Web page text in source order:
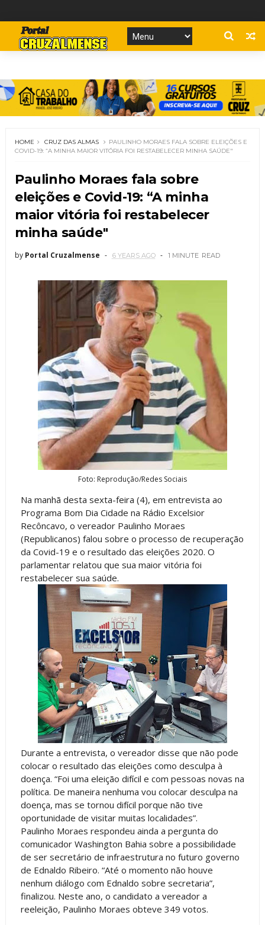
HOME CRUZ DAS ALMAS
PAULINHO MORAES FALA SOBRE ELEIÇÕES E
COVID-19: “A MINHA MAIOR VITÓRIA FOI RESTABELECER MINHA SAÚDE"
Paulinho Moraes fala sobre
eleições e Covid-19: “A minha
maior vitória foi restabelecer
minha saúde"
by Portal Cruzalmense 6 YEARS AGO 1 MINUTE READ
Foto: Reprodução/Redes Sociais
Na manhã desta sexta-feira (4), em entrevista ao
Programa Bom Dia Cidade na Rádio Excelsior
Recôncavo, o vereador Paulinho Moraes
(Republicanos) falou sobre o processo de recuperação
da Covid-19 e o resultado das eleições 2020. O
parlamentar relatou que sua maior vitória foi
restabelecer sua saúde.
Durante a entrevista, o vereador disse que não pode
colocar o resultado das eleições como desculpa à
doença. “Foi uma eleição difícil e com pessoas novas na
política. De maneira nenhuma vou colocar desculpa na
doença, mas se tornou difícil porque não tive
oportunidade de visitar muitas localidades”.
Paulinho Moraes respondeu ainda a pergunta do
comunicador Washington Bahia sobre a possibilidade
de ser secretário de infraestrutura no futuro governo
de Ednaldo Ribeiro. “Até o momento não houve
nenhum diálogo com Ednaldo sobre secretaria”,
finalizou. Neste ano, o candidato a vereador a
reeleição, Paulinho Moraes obteve 349 votos.